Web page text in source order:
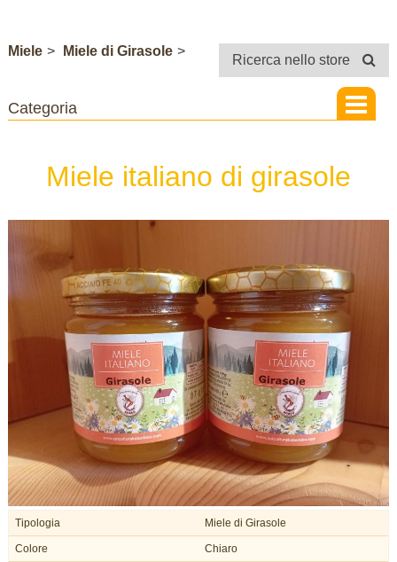
Ricerca nello store
Miele > Miele di Girasole >
Miele italiano di girasole
Tipologia Miele di Girasole
Colore Chiaro